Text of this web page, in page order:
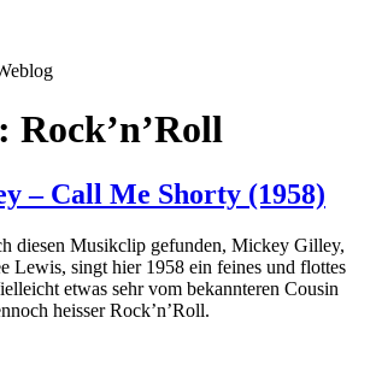
Rock’n’Roll
– Call Me Shorty (1958)
diesen Musikclip gefunden, Mickey Gilley,
Lewis, singt hier 1958 ein feines und flottes
etwas sehr vom bekannteren Cousin
heisser Rock’n’Roll.